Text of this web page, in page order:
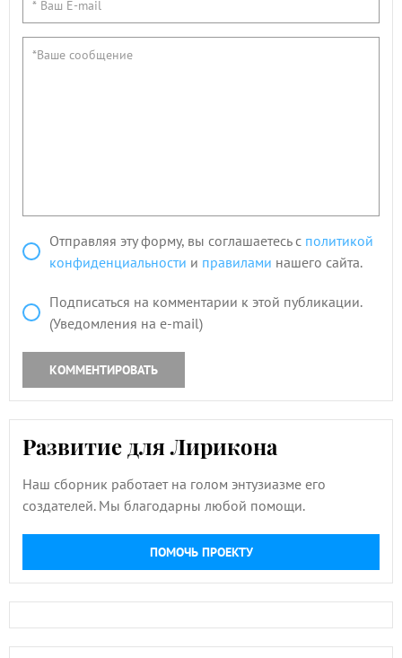
Отправляя эту форму, вы соглашаетесь с политикой
конфиденциальности и правилами нашего сайта.
Подписаться на комментарии к этой публикации.
(Уведомления на e-mail)
КОММЕНТИРОВАТЬ
Развитие для Лирикона
Наш сборник работает на голом энтузиазме его
создателей. Мы благодарны любой помощи.
ПОМОЧЬ ПРОЕКТУ